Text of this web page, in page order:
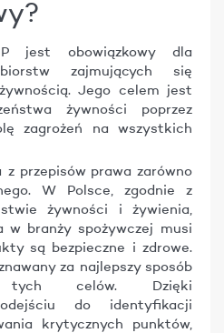
jest obowiązkowy dla
zajmujących się
Jego celem jest
żywności poprzez
zagrożeń na wszystkich
przepisów prawa zarówno
W Polsce, zgodnie z
żywności i żywienia,
w branży spożywczej musi
są bezpieczne i zdrowe.
za najlepszy sposób
tych celów. Dzięki
do identyfikacji
krytycznych punktów,